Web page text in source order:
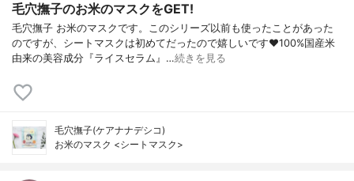
毛穴撫子のお米のマスクをGET!
毛穴撫子 お米のマスクです。このシリーズ以前も使ったことがあった
のですが、シートマスクは初めてだったので嬉しいです❤100%国産米
由来の美容成分『ライスセラム』…続きを見る
毛穴撫子(ケアナナデシコ)
お米のマスク <シートマスク>